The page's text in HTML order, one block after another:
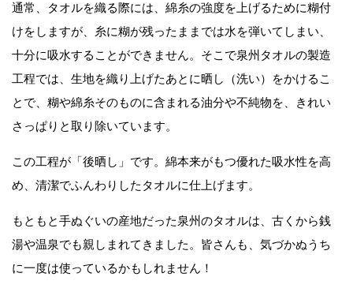
通常、タオルを織る際には、綿糸の強度を上げるために糊付
けをしますが、糸に糊が残ったままでは水を弾いてしまい、
十分に吸水することができません。そこで泉州タオルの製造
工程では、生地を織り上げたあとに晒し（洗い）をかけるこ
とで、糊や綿糸そのものに含まれる油分や不純物を、きれい
さっぱりと取り除いています。
この工程が「後晒し」です。綿本来がもつ優れた吸水性を高
め、清潔でふんわりしたタオルに仕上げます。
もともと手ぬぐいの産地だった泉州のタオルは、古くから銭
湯や温泉でも親しまれてきました。皆さんも、気づかぬうち
に一度は使っているかもしれません！